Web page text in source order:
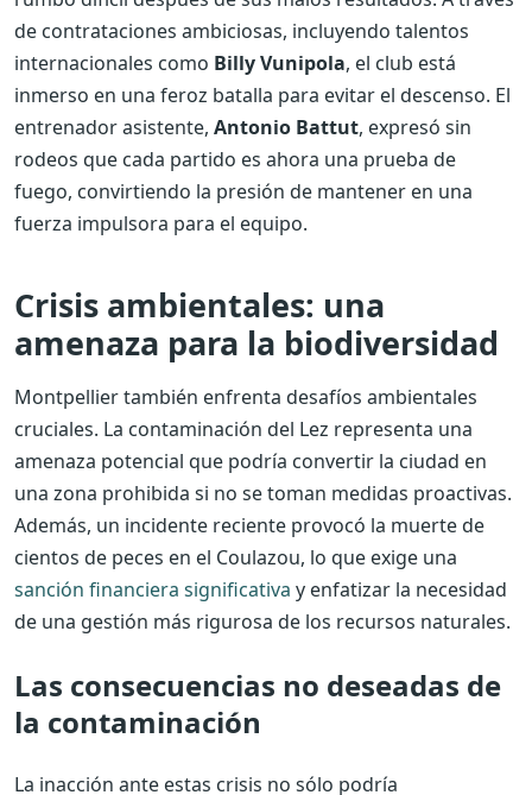
de contrataciones ambiciosas, incluyendo talentos
internacionales como Billy Vunipola, el club está
inmerso en una feroz batalla para evitar el descenso. El
entrenador asistente, Antonio Battut, expresó sin
rodeos que cada partido es ahora una prueba de
fuego, convirtiendo la presión de mantener en una
fuerza impulsora para el equipo.
Crisis ambientales: una
amenaza para la biodiversidad
Montpellier también enfrenta desafíos ambientales
cruciales. La contaminación del Lez representa una
amenaza potencial que podría convertir la ciudad en
una zona prohibida si no se toman medidas proactivas.
Además, un incidente reciente provocó la muerte de
cientos de peces en el Coulazou, lo que exige una
sanción financiera significativa y enfatizar la necesidad
de una gestión más rigurosa de los recursos naturales.
Las consecuencias no deseadas de
la contaminación
La inacción ante estas crisis no sólo podría